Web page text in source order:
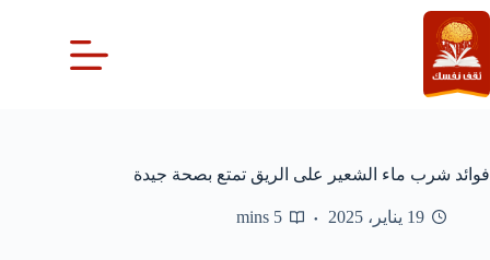
التجاوز
إلى
المحتوى
فوائد شرب ماء الشعير على الريق تمتع بصحة جيدة
19 يناير، 2025 5 mins